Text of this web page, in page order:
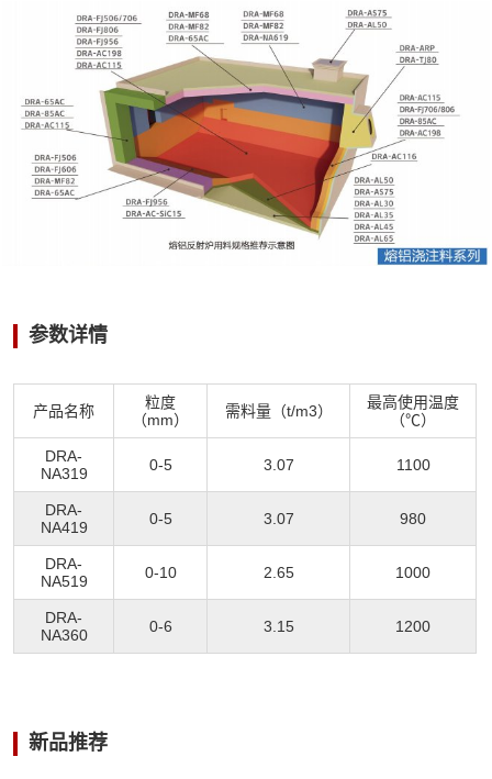
参数详情
产品名称
粒度
（mm）
需料量（t/m3）
最高使用温度
（℃）
DRA-
NA319
0-5 3.07 1100
DRA-
NA419
0-5 3.07 980
DRA-
NA519
0-10 2.65 1000
DRA-
NA360
0-6 3.15 1200
新品推荐